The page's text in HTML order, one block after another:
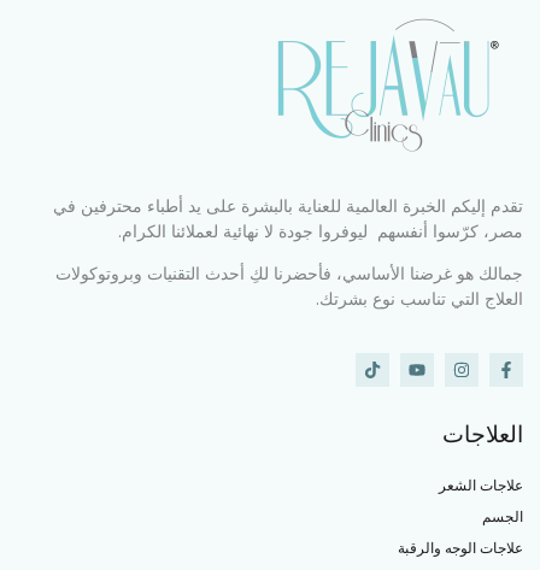
تقدم إليكم الخبرة العالمية للعناية بالبشرة على يد أطباء محترفين في
مصر، كرّسوا أنفسهم ليوفروا جودة لا نهائية لعملائنا الكرام.
جمالك هو غرضنا الأساسي، فأحضرنا لكِ أحدث التقنيات وبروتوكولات
العلاج التي تناسب نوع بشرتك.
العلاجات
علاجات الشعر
الجسم
علاجات الوجه والرقبة